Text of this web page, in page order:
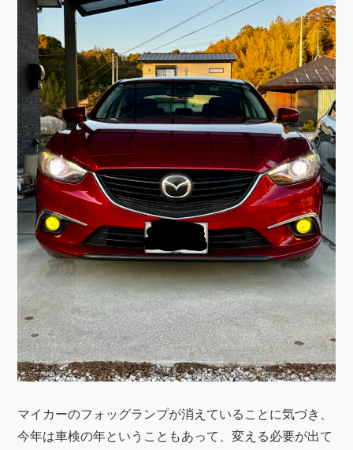
マイカーのフォッグランプが消えていることに気づき、
今年は車検の年ということもあって、変える必要が出て